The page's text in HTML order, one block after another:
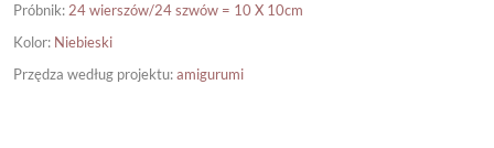
Próbnik: 24 wierszów/24 szwów = 10 X 10cm
Kolor: Niebieski
Przędza według projektu:amigurumi